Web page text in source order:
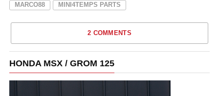
MARCO88
MINI4TEMPS PARTS
2 COMMENTS
HONDA MSX / GROM 125